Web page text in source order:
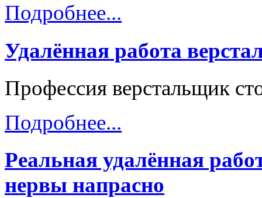
Подробнее...
Удалённая работа
Профессия верстальщик
Подробнее...
Реальная удалённая
нервы напрасно